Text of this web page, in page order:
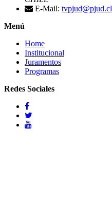
E-Mail: tvpjud@pjud.cl
Menú
Home
Institucional
Juramentos
Programas
Redes Sociales